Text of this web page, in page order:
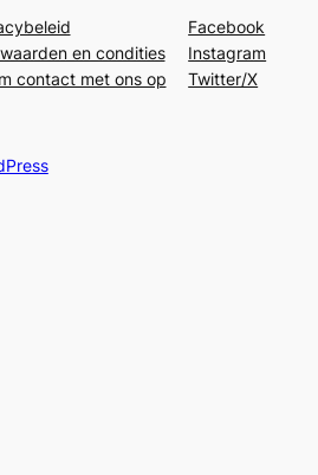
en condities
contact met ons op
Facebook
Instagram
Twitter/X